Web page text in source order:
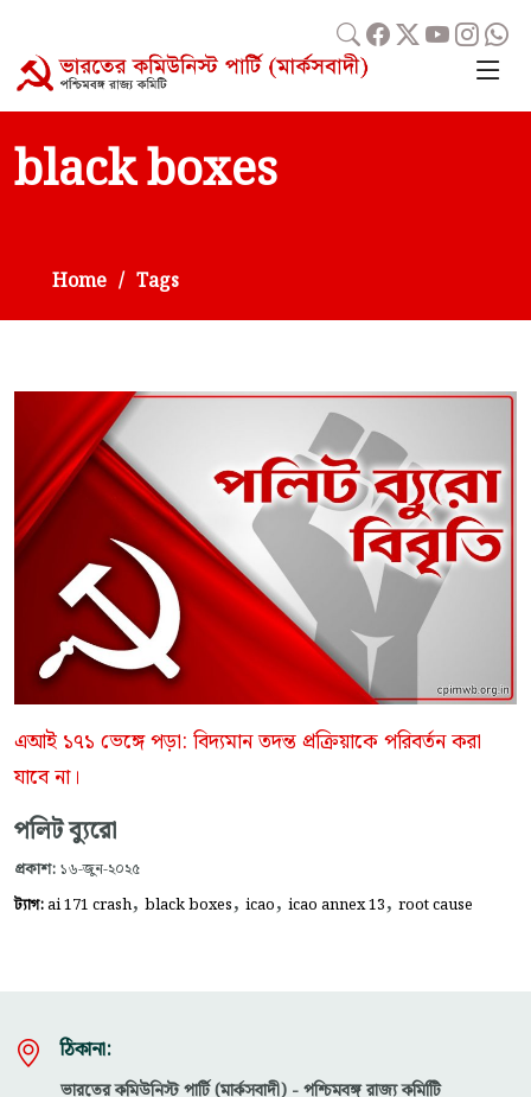
black boxes
Home Tags
এআই ১৭১ ভেঙ্গে পড়া: বিদ্যমান তদন্ত প্রক্রিয়াকে পরিবর্তন করা
যাবে না।
পলিট ব্যুরো
প্রকাশ: ১৬-জুন-২০২৫
ট্যাগ:ai 171 crash, black boxes, icao, icao annex 13, root cause
ঠিকানা:
ভারতের কমিউনিস্ট পার্টি (মার্কসবাদী) - পশ্চিমবঙ্গ রাজ্য কমিটিি